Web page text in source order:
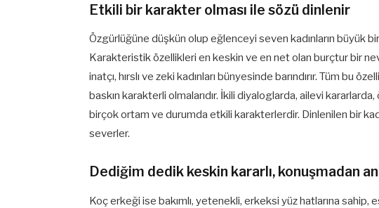
Etkili bir karakter olması ile sözü dinlenir
Özgürlüğüne düşkün olup eğlenceyi seven kadınların büyük
Karakteristik özellikleri en keskin ve en net olan burçtur bir nevi.
inatçı, hırslı ve zeki kadınları bünyesinde barındırır. Tüm bu
baskın karakterli olmalarıdır. İkili diyaloglarda, ailevi
birçok ortam ve durumda etkili karakterlerdir. Dinlenilen bir
severler.
Dediğim dedik keskin kararlı, konuşmadan
Koç erkeği ise bakımlı, yetenekli, erkeksi yüz hatlarına sahip,